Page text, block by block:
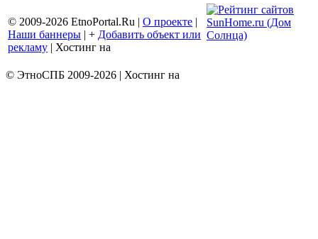
© 2009-2026 EtnoPortal.Ru | О проекте |
Наши баннеры | + Добавить объект или
рекламу | Хостинг на
© ЭтноСПБ 2009-2026 | Хостинг на